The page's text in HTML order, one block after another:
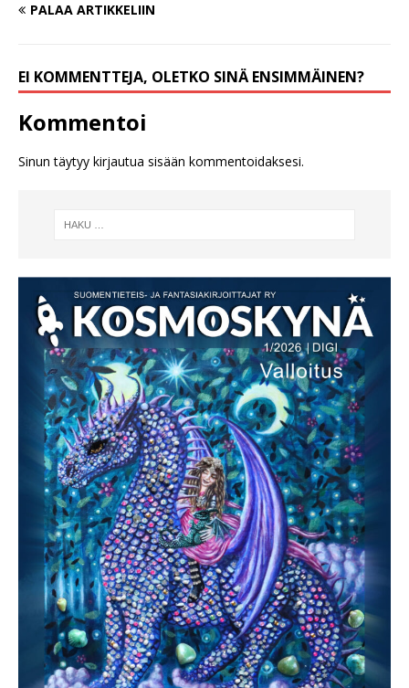
PALAA ARTIKKELIIN
EI KOMMENTTEJA, OLETKO SINÄ ENSIMMÄINEN?
Kommentoi
Sinun täytyy kirjautua sisään kommentoidaksesi.